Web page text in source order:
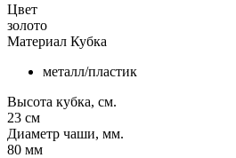
Цвет
золото
Материал Кубка
металл/пластик
Высота кубка, см.
23 см
Диаметр чаши, мм.
80 мм